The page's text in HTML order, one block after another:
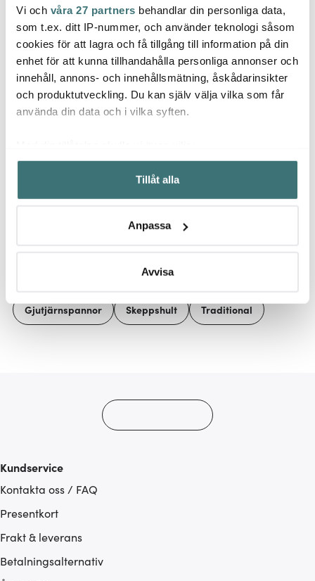
Vi och våra 27 partners behandlar din personliga data,
som t.ex. ditt IP-nummer, och använder teknologi såsom
cookies för att lagra och få tillgång till information på din
enhet för att kunna tillhandahålla personliga annonser och
innehåll, annons- och innehållsmätning, åskådarinsikter
och produktutveckling. Du kan själv välja vilka som får
använda din data och i vilka syften.
Samla in information om din geografiska plats som
kan ha en noggrannhet på upp till flera meter
Identifiera din enhet genom att aktivt skanna den för
Ta reda på mer om hur dina personliga uppgifter
Du kan ändra eller dra tillbaka ditt samtycke när som
Vi använder cookies för att innehållet och annonserna
Tillåt alla
Anpassa
Avvisa
Anders Petter
Steel Essentials
stekspade 29 cm stål
119 kr
I lager
Jonas
Jonas Måttsats i 4 delar
Rostfri
129 kr
I lager
Svart
209
Låt dig inspireras av våra kunder
Gjutjärnspannor Skeppshult Traditional
Kundservice
Kontakta oss / FAQ
Presentkort
Frakt & leverans
Betalningsalternativ